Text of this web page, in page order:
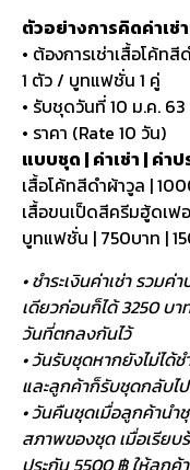
ตัวอย่างการคิดค่าเช่
• ต้องการเช่าเสื้อโค้ท
1 ตัว / บูทแฟชั่น 1 คู่
• รับชุดวันที่ 10 ม.ค.
• ราคา (Rate 10 วัน)
แบบชุด | ค่าเช่า | ค่าป
เสื้อโค้ทสีดำผ้าวูล |
เสื้อขนเป็ดสีครีมฮู้ดเฟ
บูทแฟชั่น | 750บาท |
• ชำระเงินค่าเช่า รวมค่
เดียวก่อนก็ได้ 3250 บ
วันที่ตกลงกันไว้
• วันรับชุดหากยังไม่ได้
และลูกค้าก็รับชุดกลับไ
• วันคืนชุดเมื่อลูกค้านำ
สภาพของชุด เมื่อเรียบ
ประกัน 5500 ฿ ให้ลูกค้